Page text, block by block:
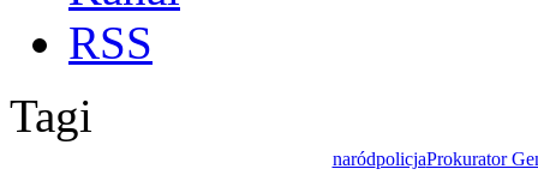
Tagi
naródpolicjaProkurator